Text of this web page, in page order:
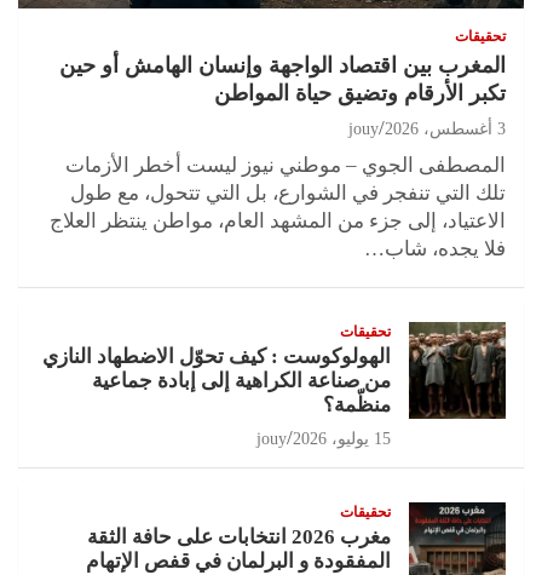
تحقيقات
المغرب بين اقتصاد الواجهة وإنسان الهامش أو حين
تكبر الأرقام وتضيق حياة المواطن
3 أغسطس، 2026 jouy
المصطفى الجوي – موطني نيوز ليست أخطر الأزمات
تلك التي تنفجر في الشوارع، بل التي تتحول، مع طول
الاعتياد، إلى جزء من المشهد العام، مواطن ينتظر العلاج
فلا يجده، شاب…
تحقيقات
الهولوكوست : كيف تحوّل الاضطهاد النازي
من صناعة الكراهية إلى إبادة جماعية
منظّمة؟
15 يوليو، 2026 jouy
تحقيقات
مغرب 2026 انتخابات على حافة الثقة
المفقودة و البرلمان في قفص الإتهام